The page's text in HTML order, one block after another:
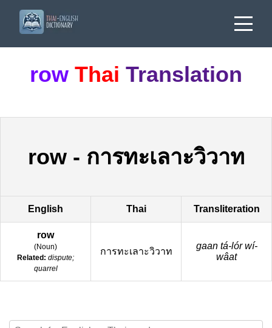
row Thai Translation
row- การทะเลาะวิวาท
English Thai Transliteration
row
(Noun)
Related: dispute;
quarrel
การทะเลาะวิวาท
gaan tá-lór wí-
wâat